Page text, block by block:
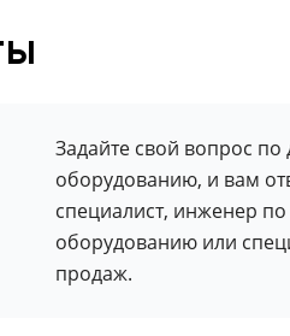
Задайте свой вопрос
оборудованию, и вам
специалист, инженер
оборудованию или
продаж.